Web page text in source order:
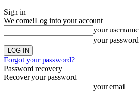
Sign in
Welcome!Log into your account
your username
your password
Forgot your password?
Password recovery
Recover your password
your email